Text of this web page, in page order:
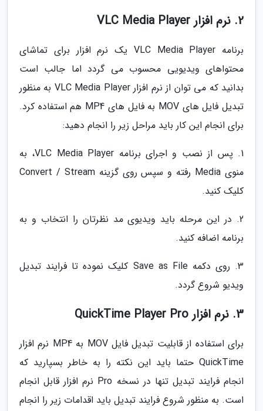
2. نرم افزار VLC Media Player
برنامه VLC Media Player یک نرم افزار برای تماشای
محتواهای ویدیویی محسوب می گردد اما جالب است
بدانید که می توان از نرم افزار VLC Media Player به منظور
تبدیل فایل های MOV به فایل های MP4 هم استفاده کرد.
برای انجام این کار باید مراحل زیر را انجام دهید:
1. پس از نصب و اجرای برنامه VLC Media Player، به
منوی Media رفته و سپس روی گزینه Convert / Stream
کلیک کنید.
2. در این مرحله باید ویدیوی مد نظرتان را انتخاب و به
برنامه اضافه کنید.
3. روی دکمه Save as File کلیک نموده تا فرایند تبدیل
ویدیو شروع گردد.
3. نرم افزار QuickTime Player Pro
برای استفاده از قابلیت تبدیل فایل MOV به MP4 نرم افزار
QuickTime حتما باید این نکته را به خاطر بسپارید که
انجام فرایند تبدیل تنها در نسخه Pro نرم افزار قابل انجام
است. به منظور شروع فرایند تبدیل باید اقدامات زیر را انجام